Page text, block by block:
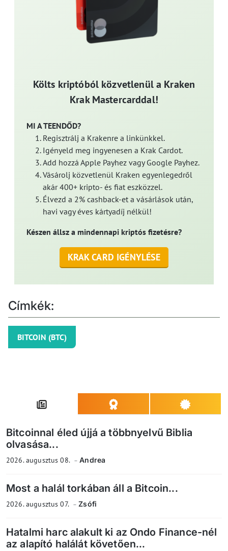
Költs kriptóból közvetlenül a Kraken
Krak Mastercarddal!
MI A TEENDŐD?
Regisztrálj a Krakenre a linkünkkel.
Igényeld meg ingyenesen a Krak Cardot.
Add hozzá Apple Payhez vagy Google Payhez.
Vásárolj közvetlenül Kraken egyenlegedről
akár 400+ kripto- és fiat eszközzel.
Élvezd a 2% cashback-et a vásárlások után,
havi vagy éves kártyadíj nélkül!
Készen állsz a mindennapi kriptós fizetésre?
KRAK CARD IGÉNYLÉSE
Címkék:
BITCOIN (BTC)
Bitcoinnal éled újjá a többnyelvű Biblia
olvasása...
2026. augusztus 08. Andrea
Most a halál torkában áll a Bitcoin...
2026. augusztus 07. Zsófi
Hatalmi harc alakult ki az Ondo Finance-nél
az alapító halálát követően...